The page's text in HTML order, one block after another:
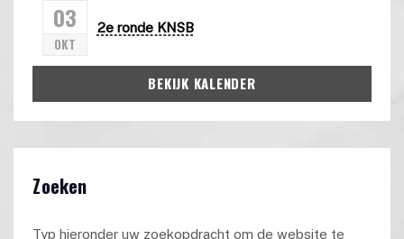
03
OKT
2e ronde KNSB
BEKIJK KALENDER
Zoeken
Typ hieronder uw zoekopdracht om de website te